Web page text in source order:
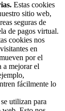
Estas cookies
sitio web,
seguras de
de pagos virtual.
cookies nos
en
por el
a mejorar el
fácilmente lo
utilizan para